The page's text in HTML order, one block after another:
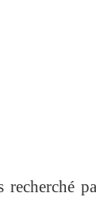
recherché